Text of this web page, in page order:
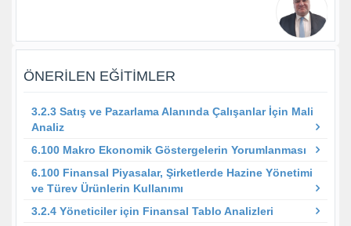
ÖNERILEN EĞITIMLER
3.2.3 Satış ve Pazarlama Alanında Çalışanlar İçin Mali
Analiz
6.100 Makro Ekonomik Göstergelerin Yorumlanması
6.100 Finansal Piyasalar, Şirketlerde Hazine Yönetimi
ve Türev Ürünlerin Kullanımı
3.2.4 Yöneticiler için Finansal Tablo Analizleri